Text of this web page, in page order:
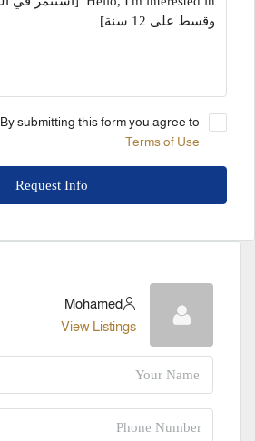
By submitting this form you agree to:
Terms of Use
Request Info
Mohamed
View Listings